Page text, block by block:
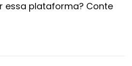
essa plataforma? Conte